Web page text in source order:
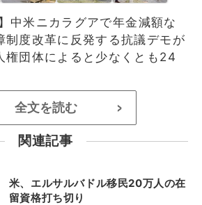
中米ニカラグアで年金減額な
制度改革に反発する抗議デモが
権団体によると少なくとも24
全文を読む >
関連記事
米、エルサルバドル移民20万人の在
留資格打ち切り